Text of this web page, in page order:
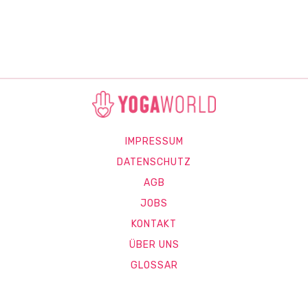
IMPRESSUM
DATENSCHUTZ
AGB
JOBS
KONTAKT
ÜBER UNS
GLOSSAR